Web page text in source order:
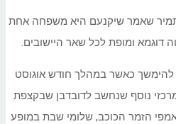
שאמר שיקנעם היא משפחה אחת
דוגמא ומופת לכל שאר היישובים.
להימשך כאשר במהלך חודש אוגוסט
נוסף שנחשב לדובדבן שבקצפת
22.8 יופיע באמפי הזמר הכוכב, שלומי שבת במופע